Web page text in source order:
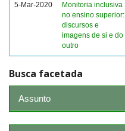
5-Mar-2020
Monitoria inclusiva
no ensino superior:
discursos e
imagens de si e do
outro
Busca facetada
Assunto